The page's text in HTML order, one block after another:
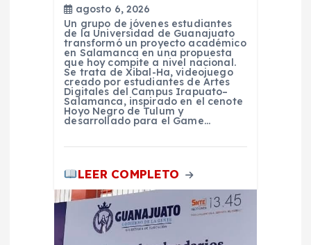
agosto 6, 2026
Un grupo de jóvenes estudiantes
de la Universidad de Guanajuato
transformó un proyecto académico
en Salamanca en una propuesta
que hoy compite a nivel nacional.
Se trata de Xibal-Ha, videojuego
creado por estudiantes de Artes
Digitales del Campus Irapuato–
Salamanca, inspirado en el cenote
Hoyo Negro de Tulum y
desarrollado para el Game…
LEER COMPLETO